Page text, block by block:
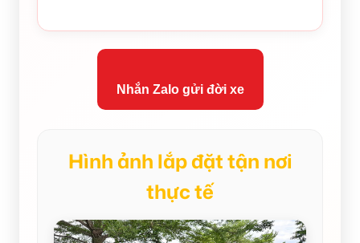
Nhắn Zalo gửi đời xe
Hình ảnh lắp đặt tận nơi
thực tế